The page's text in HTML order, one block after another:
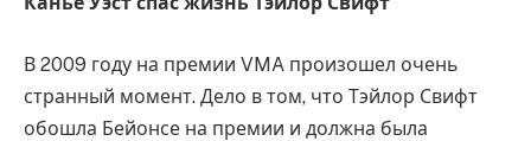
В 2009 году на премии VMA произошел очень
странный момент. Дело в том, что Тэйлор Свифт
обошла Бейонсе на премии и должна была